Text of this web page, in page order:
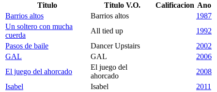
Titulo Titulo V.O. Calificacion Ano
Barrios altos
Barrios altos
1987
Un soltero con mucha
cuerda
All tied up
1992
Pasos de baile
Dancer Upstairs
2002
GAL
GAL
2006
El juego del ahorcado
El juego del
ahorcado
2008
Isabel
Isabel
2011